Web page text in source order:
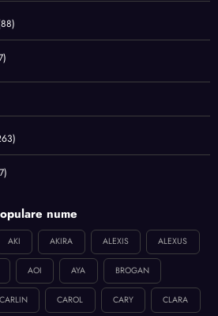
nume
AKI AKIRA ALEXIS ALEXUS
AOI AYA BROGAN
CARLIN CAROL CARY CLARA